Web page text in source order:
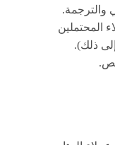
والترجمة.
المحتملين
ذلك).